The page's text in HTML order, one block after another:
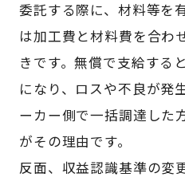
委託する際に、材料等を
は加工費と材料費を合わ
きです。無償で支給する
になり、ロスや不良が発
ーカー側で一括調達した
がその理由です。
反面、収益認識基準の変